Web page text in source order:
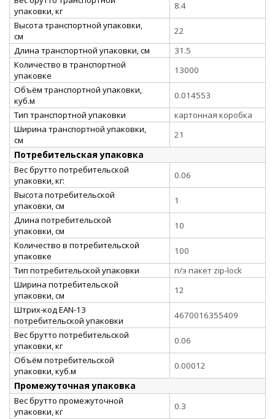
упаковки, кг
8.4
Высота транспортной упаковки,
см
22
Длина транспортной упаковки, см
31.5
Количество в транспортной
упаковке
13000
Объём транспортной упаковки,
куб.м
0.014553
Тип транспортной упаковки
картонная коробка
Ширина транспортной упаковки,
см
21
Потребительская упаковка
Вес брутто потребительской
упаковки, кг:
0.06
Высота потребительской
упаковки, см
1
Длина потребительской
упаковки, см
10
Количество в потребительской
упаковке
100
Тип потребительской упаковки
п/э пакет zip-lock
Ширина потребительской
упаковки, см
12
Штрих-код EAN-13
потребительской упаковки
4670016355409
Вес брутто потребительской
упаковки, кг
0.06
Объём потребительской
упаковки, куб.м
0.00012
Промежуточная упаковка
Вес брутто промежуточной
упаковки, кг
0.3